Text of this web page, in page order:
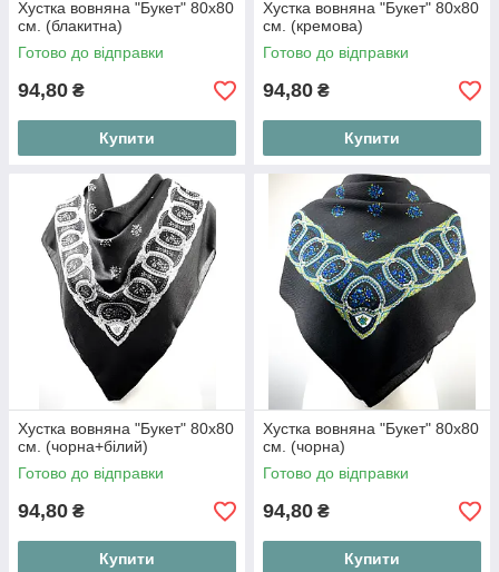
Хустка вовняна "Букет" 80х80
см. (блакитна)
Готово до відправки
94,80 ₴
Купити
Хустка вовняна "Букет" 80х80
см. (кремова)
Готово до відправки
94,80 ₴
Купити
Хустка вовняна "Букет" 80х80
см. (чорна+білий)
Готово до відправки
94,80 ₴
Купити
Хустка вовняна "Букет" 80х80
см. (чорна)
Готово до відправки
94,80 ₴
Купити